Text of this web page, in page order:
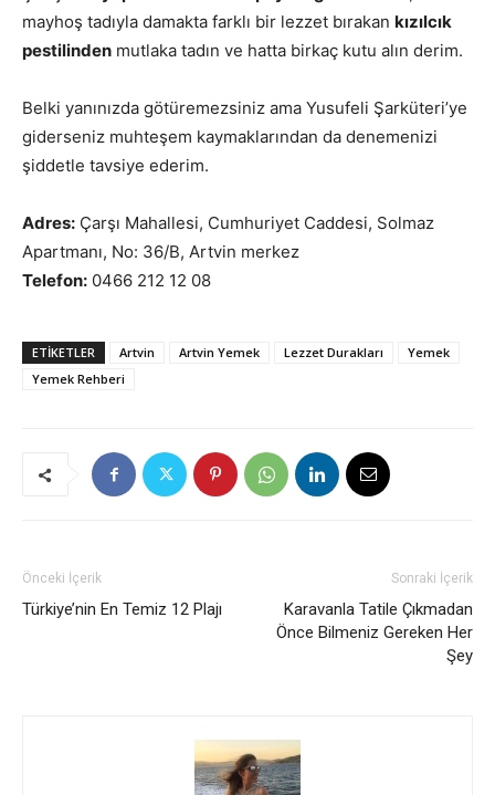
mayhoş tadıyla damakta farklı bir lezzet bırakan kızılcık
pestilinden mutlaka tadın ve hatta birkaç kutu alın derim.
Belki yanınızda götüremezsiniz ama Yusufeli Şarküteri’ye
giderseniz muhteşem kaymaklarından da denemenizi
şiddetle tavsiye ederim.
Adres: Çarşı Mahallesi, Cumhuriyet Caddesi, Solmaz
Apartmanı, No: 36/B, Artvin merkez
Telefon: 0466 212 12 08
ETIKETLER Artvin Artvin Yemek Lezzet Durakları
Yemek
Yemek Rehberi
Önceki İçerik
Türkiye’nin En Temiz 12 Plajı
Sonraki İçerik
Karavanla Tatile Çıkmadan
Önce Bilmeniz Gereken Her
Şey